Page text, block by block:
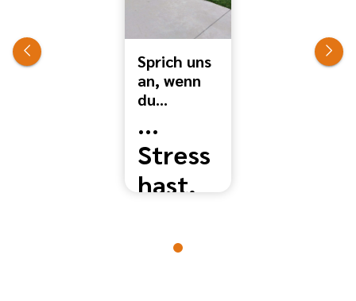
Sprich uns
an, wenn
du...
...
Stress
hast,
Hilfe